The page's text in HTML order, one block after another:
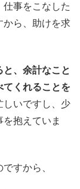
事をこなした
から、助けを求
、余計なこと
てくれることを
しいですし、少
抱えていま
すから、